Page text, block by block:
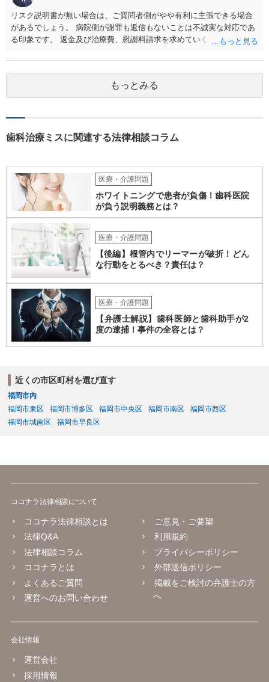
リスク説明書が無い場合は、ご質問者側がやや有利に主張できる場合
があるでしょう。 病院側が謝罪も返信もないことは不誠実な対応であ
る印象です。 返金及び治療費、慰謝料請求を求めていくことになるか
代理人として病院側との交渉窓口となることも方法の一つです。 ご自
身で内容証明を出される場合、書面にご質問者の不利になる事情を記
載した場合はそれ以降の交渉ハードルが上がってしまうため慎重に検
討されるとよいでしょう。
もっとみる
歯科治療ミスに関連する法律相談コラム
医療・介護問題
ホワイトニングで患者が負傷！歯科医院
が負う説明義務とは？
医療・介護問題
【後編】根管内でリーマーが破折！どん
な行動をとるべき？責任は？
医療・介護問題
【弁護士解説】歯科医師と歯科助手が2
度の逮捕！事件の全容とは？
近くの市区町村を選び直す
福岡市内
福岡市東区
福岡市博多区 福岡市中央区 福岡市南区
福岡市西区
福岡市城南区
福岡市早良区
ココナラ法律相談について
ココナラ法律相談とは
法律Q&A
法律相談コラム
ココナラとは
よくあるご質問
運営へのお問い合わせ
ご意見・ご要望
利用規約
プライバシーポリシー
外部送信ポリシー
掲載をご検討の弁護士の方
へ
会社情報
運営会社
採用情報